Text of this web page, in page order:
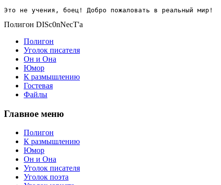
Это не учения, боец! Добро пожаловать в реальный мир!
Полигон DISc0nNecT'a
Полигон
Уголок писателя
Он и Она
Юмор
К размышлению
Гостевая
Файлы
Главное меню
Полигон
К размышлению
Юмор
Он и Она
Уголок писателя
Уголок поэта